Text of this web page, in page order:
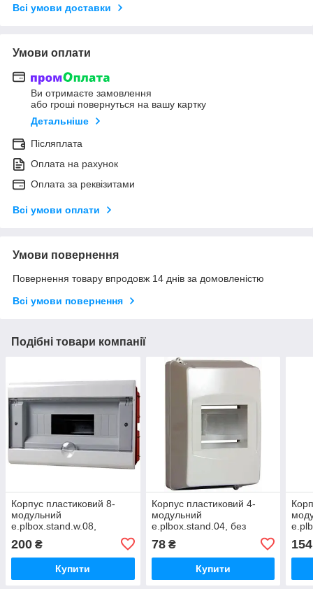
Всі умови доставки
Умови оплати
Ви отримаєте замовлення
або гроші повернуться на вашу картку
Детальніше
Післяплата
Оплата на рахунок
Оплата за реквізитами
Всі умови оплати
Умови повернення
Повернення товару впродовж 14 днів за домовленістю
Всі умови повернення
Подібні товари компанії
Корпус пластиковий 8-
модульний
e.plbox.stand.w.08,
200 ₴
Купити
Корпус пластиковий 4-
модульний
e.plbox.stand.04, без
78₴
Купити
154